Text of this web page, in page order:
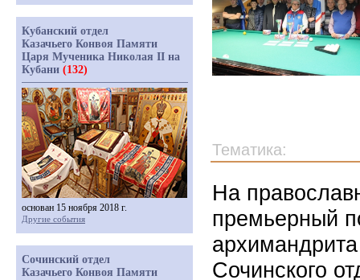
Тематика:
На
премьерный
Сочинского
Кубанский отдел
Казачьего Конвоя Памяти
Царя Мученика Николая II на
Кубани (132)
основан 15 ноября 2018 г.
Другие события
Сочинский отдел
Казачьего Конвоя Памяти